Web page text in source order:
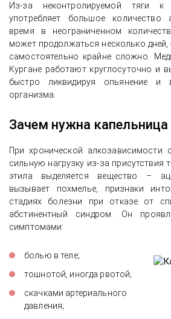
Из-за неконтролируемой тяги к
употребляет большое количество
время в неограниченном
может продолжаться несколько дней,
самостоятельно крайне сложно.
Кургане работают круглосуточно и
быстро ликвидируя опьянение и
организма.
Зачем нужна капельница
При хронической алкозависимости
сильную нагрузку из-за присутствия
этила выделяется вещество –
вызывает похмелье, признаки
стадиях болезни при отказе от
абстинентный синдром. Он
симптомами:
болью в теле;
тошнотой, иногда рвотой;
скачками артериального
давления;